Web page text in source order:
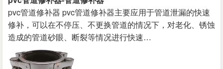
pvc管道修补器 pvc管道修补器主要应用于管道泄漏的快速
修补，可以在不停压、不更换管道的情况下，对老化、锈蚀
造成的管道砂眼、断裂等情况进行快速…